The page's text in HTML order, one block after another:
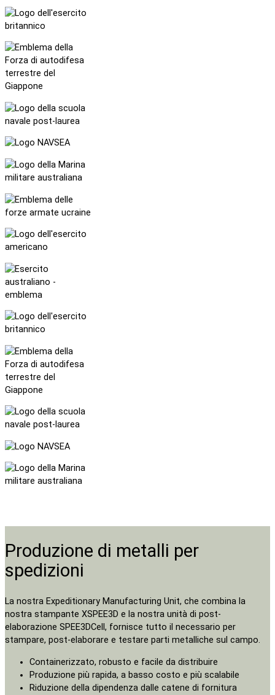
Produzione di metalli per
spedizioni
La nostra Expeditionary Manufacturing Unit, che combina la
nostra stampante XSPEE3D e la nostra unità di post-
elaborazione SPEE3DCell, fornisce tutto il necessario per
stampare, post-elaborare e testare parti metalliche sul campo.
Containerizzato, robusto e facile da distribuire
Produzione più rapida, a basso costo e più scalabile
Riduzione della dipendenza dalle catene di fornitura